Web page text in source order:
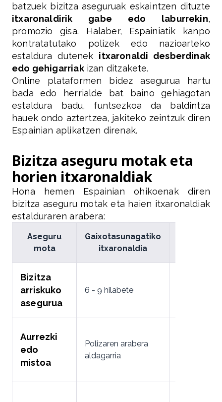
batzuek bizitza aseguruak eskaintzen dituzte
itxaronaldirik gabe edo laburrekin,
promozio gisa. Halaber, Espainiatik kanpo
kontratatutako polizek edo nazioarteko
estaldura dutenek itxaronaldi desberdinak
edo gehigarriakizan ditzakete.
Online plataformen bidez asegurua hartu
bada edo herrialde bat baino gehiagotan
estaldura badu, funtsezkoa da baldintza
hauek ondo aztertzea, jakiteko zeintzuk diren
Espainian aplikatzen direnak.
Bizitza aseguru motak eta
horien itxaronaldiak
Hona hemen Espainian ohikoenak diren
bizitza aseguru motak eta haien itxaronaldiak
estalduraren arabera:
Aseguru
mota
Gaixotasunagatiko
itxaronaldia
Bizitza
arriskuko
asegurua
6 - 9 hilabete
Aurrezki
edo
mistoa
Polizaren arabera
aldagarria